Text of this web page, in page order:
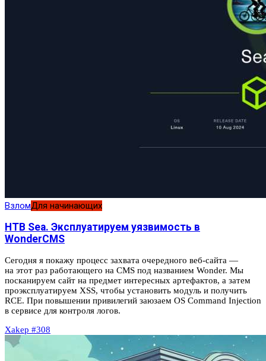
ВзломДля начинающих
HTB Sea. Эксплуатируем уязвимость в
WonderCMS
Сегодня я покажу процесс захвата очередного веб‑сайта —
на этот раз работающего на CMS под названием Wonder. Мы
посканируем сайт на предмет интересных артефактов, а затем
проэксплуатируем XSS, чтобы установить модуль и получить
RCE. При повышении привилегий заюзаем OS Command Injection
в сервисе для контроля логов.
Xakep #308